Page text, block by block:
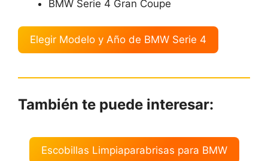
BMW Serie 4 Gran Coupe
Elegir Modelo y Año de BMW Serie 4
También te puede interesar:
Escobillas Limpiaparabrisas para BMW